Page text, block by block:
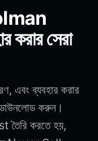
করার সেরা
ব্যবহার করার
করুন।
করতে হয়,